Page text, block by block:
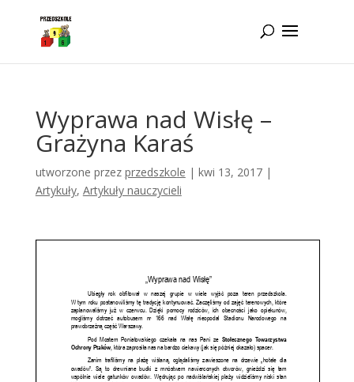
Wyprawa nad Wisłę –
Grażyna Karaś
utworzone przez przedszkole | kwi 13, 2017|
Artykuły, Artykuły nauczycieli